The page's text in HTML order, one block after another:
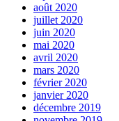
août 2020
juillet 2020
juin 2020
mai 2020
avril 2020
mars 2020
février 2020
janvier 2020
décembre 2019